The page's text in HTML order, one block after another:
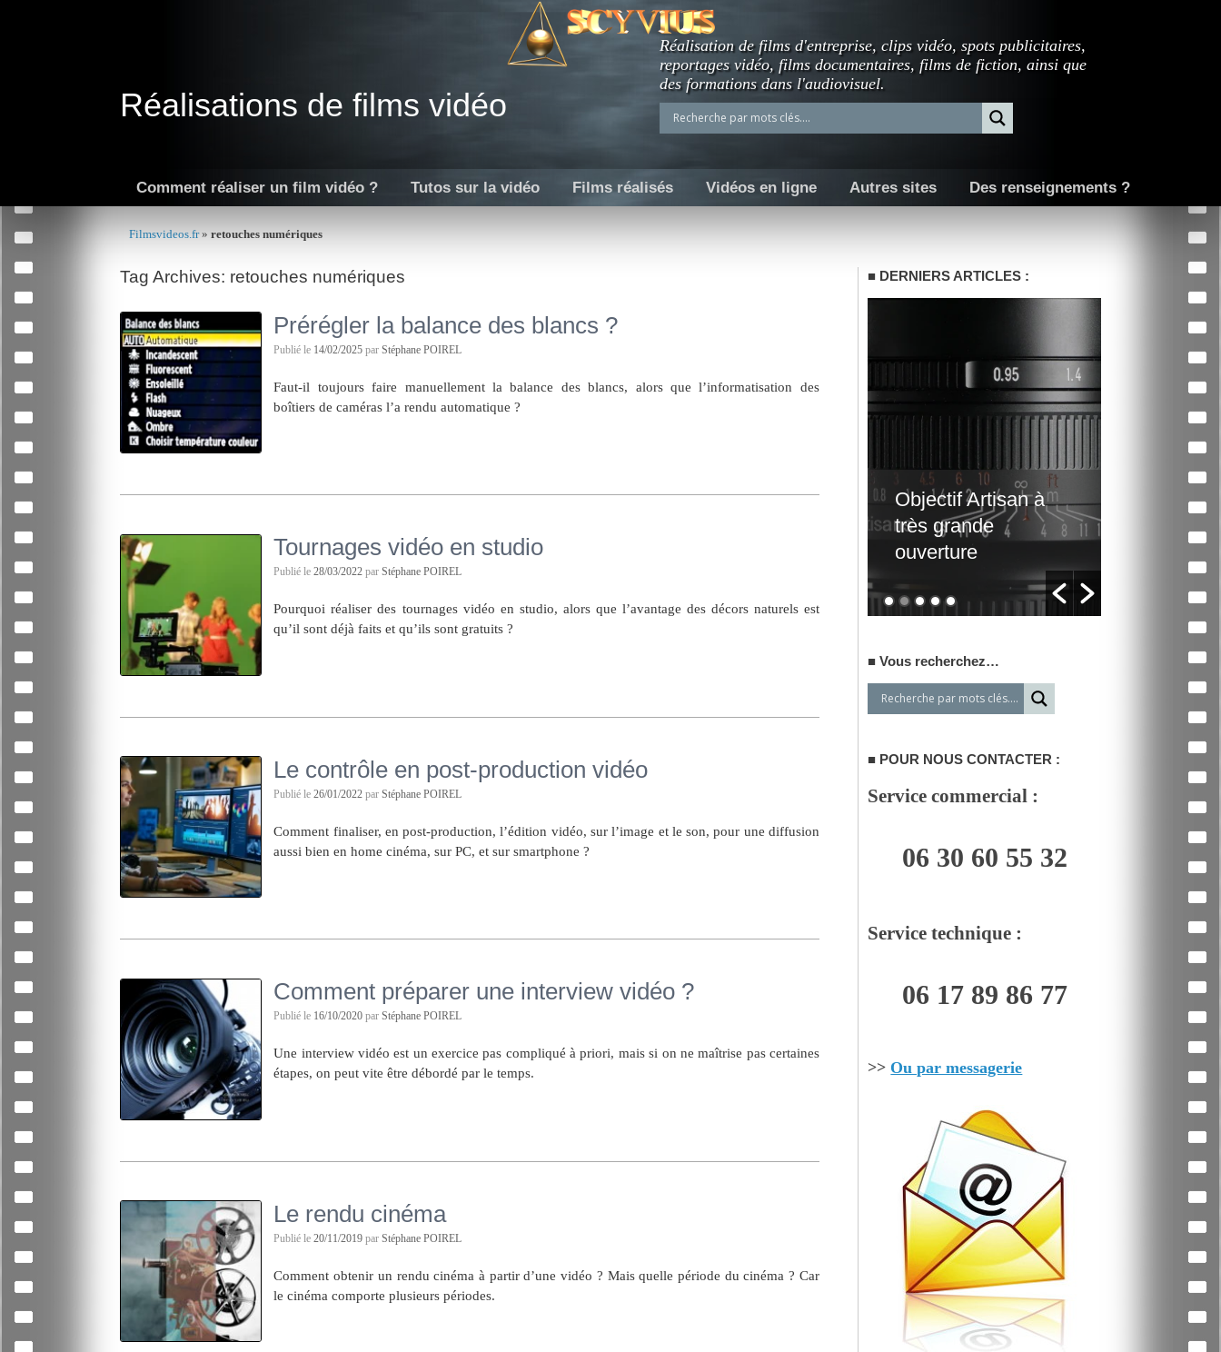
Réalisations de films vidéo
Réalisation de films d'entreprise, clips vidéo, spots publicitaires,
reportages vidéo, films documentaires, films de fiction, ainsi que
des formations dans l'audiovisuel.
Comment réaliser un film vidéo ? Tutos sur la vidéo Films réalisés Vidéos en ligne Autres sites Des renseignements ?
Filmsvideos.fr» retouches numériques
Tag Archives: retouches numériques
Prérégler la balance des blancs ?
Publié le 14/02/2025 parStéphane POIREL
Faut-il toujours faire manuellement la balance des blancs, alors que l’informatisation des
boîtiers de caméras l’a rendu automatique ?
Tournages vidéo en studio
Publié le28/03/2022 parStéphane POIREL
Pourquoi réaliser des tournages vidéo en studio, alors que l’avantage des décors naturels est
qu’il sont déjà faits et qu’ils sont gratuits ?
Le contrôle en post-production vidéo
Publié le26/01/2022 parStéphane POIREL
Comment finaliser, en post-production, l’édition vidéo, sur l’image et le son, pour une diffusion
aussi bien en home cinéma, sur PC, et sur smartphone ?
Comment préparer une interview vidéo ?
Publié le 16/10/2020 parStéphane POIREL
Une interview vidéo est un exercice pas compliqué à priori, mais si on ne maîtrise pas certaines
étapes, on peut vite être débordé par le temps.
Le rendu cinéma
Publié le20/11/2019 parStéphane POIREL
Comment obtenir un rendu cinéma à partir d’une vidéo ? Mais quelle période du cinéma ? Car
le cinéma comporte plusieurs périodes.
DERNIERS ARTICLES :
Prérégler la balance
Objectif Artisan à
Traitement de
vidéos par lots
Un film
Vous recherchez…
POUR NOUS CONTACTER :
Service commercial :
06 30 60 55 32
Service technique :
06 17 89 86 77
>> Ou par messagerie